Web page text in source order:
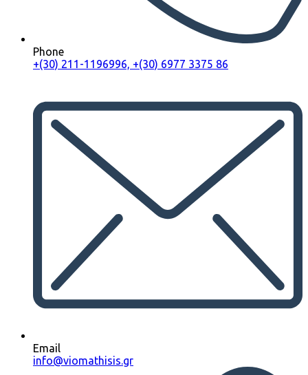
Phone
+(30) 211-1196996, +(30) 6977 3375 86
Email
info@viomathisis.gr